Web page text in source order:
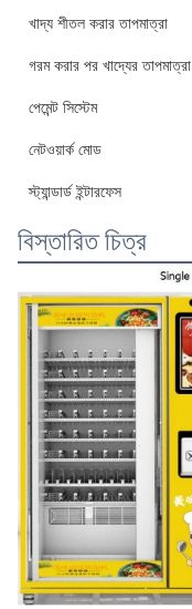
খাদ্য শীতল করার তাপমাত্রা
গরম করার পর খাদ্যের তাপমাত্রা
পেমেন্ট সিস্টেম
নেটওয়ার্ক মোড
স্ট্যান্ডার্ড ইন্টারফেস
বিস্তারিত চিত্র